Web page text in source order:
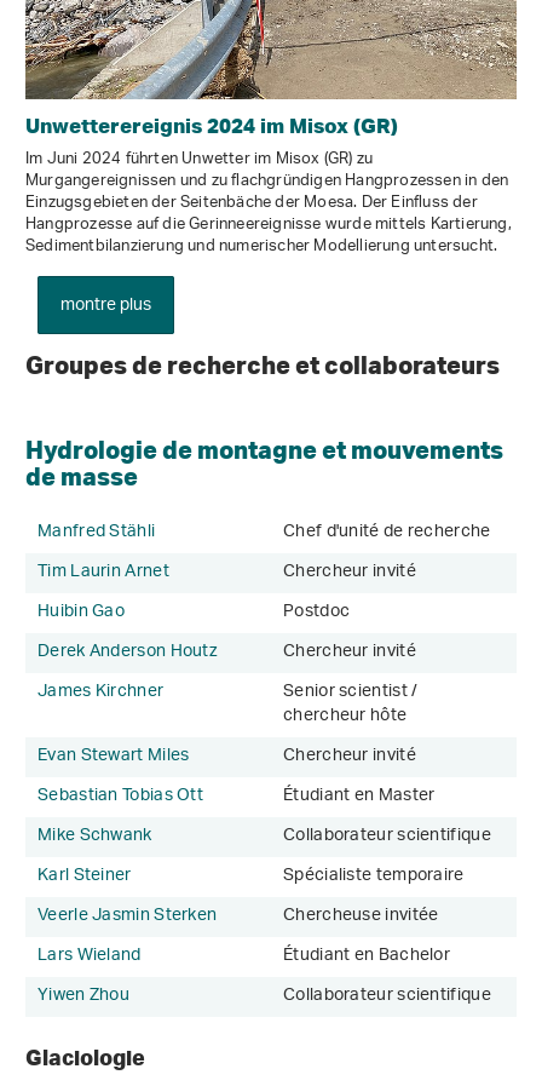
Unwetterereignis 2024 im Misox (GR)
Im Juni 2024 führten Unwetter im Misox (GR) zu
Murgangereignissen und zu flachgründigen Hangprozessen in den
Einzugsgebieten der Seitenbäche der Moesa. Der Einfluss der
Hangprozesse auf die Gerinneereignisse wurde mittels Kartierung,
Sedimentbilanzierung und numerischer Modellierung untersucht.
montre plus
Groupes de recherche et collaborateurs
Hydrologie de montagne et mouvements
de masse
Manfred Stähli
Chef d'unité de recherche
Tim Laurin Arnet
Chercheur invité
Huibin Gao
Postdoc
Derek Anderson Houtz
Chercheur invité
James Kirchner
Senior scientist /
chercheur hôte
Evan Stewart Miles
Chercheur invité
Sebastian Tobias Ott
Étudiant en Master
Mike Schwank
Collaborateur scientifique
Karl Steiner
Spécialiste temporaire
Veerle Jasmin Sterken
Chercheuse invitée
Lars Wieland
Étudiant en Bachelor
Yiwen Zhou
Collaborateur scientifique
Glaciologie